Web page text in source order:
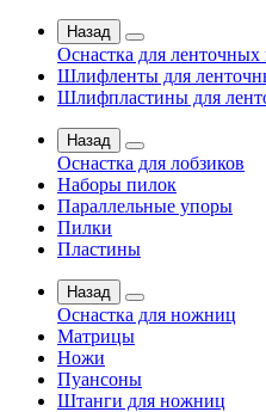
Назад
Оснастка для
Шлифленты для
Шлифпластины для
Назад
Оснастка для лобзиков
Наборы пилок
Параллельные упоры
Пилки
Пластины
Назад
Оснастка для ножниц
Матрицы
Ножи
Пуансоны
Штанги для ножниц